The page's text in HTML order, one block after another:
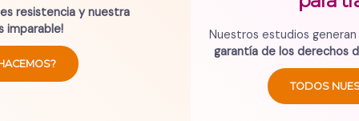
Nuestros estudios generan conocimiento para ladefensa y
garantía de los derechos de mujeres y personas LGBTIQ+.